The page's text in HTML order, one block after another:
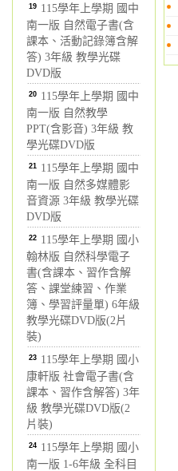
19 115學年上學期 國中
南一版 自然電子書(含
課本、活動記錄簿含解
答) 3年級 教學光碟
DVD版
20 115學年上學期 國中
南一版 自然教學
PPT(含影音) 3年級 教
學光碟DVD版
21 115學年上學期 國中
南一版 自然多媒體影
音資源 3年級 教學光碟
DVD版
22 115學年上學期 國小
翰林版 自然科學電子
書(含課本、習作含解
答、課堂練習、作業
簿、學習評量單) 6年級
教學光碟DVD版(2片
裝)
23 115學年上學期 國小
康軒版 社會電子書(含
課本、習作含解答) 3年
級 教學光碟DVD版(2
片裝)
24 115學年上學期 國小
南一版 1-6年級 全科目